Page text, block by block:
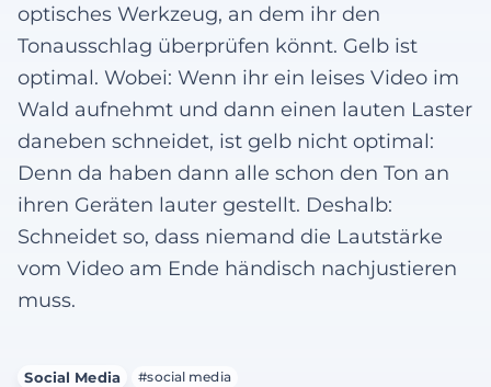
optisches Werkzeug, an dem ihr den
Tonausschlag überprüfen könnt. Gelb ist
optimal. Wobei: Wenn ihr ein leises Video im
Wald aufnehmt und dann einen lauten Laster
daneben schneidet, ist gelb nicht optimal:
Denn da haben dann alle schon den Ton an
ihren Geräten lauter gestellt. Deshalb:
Schneidet so, dass niemand die Lautstärke
vom Video am Ende händisch nachjustieren
muss.
Social Media #social media